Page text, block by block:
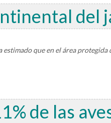
del
estimado que en el área
de las